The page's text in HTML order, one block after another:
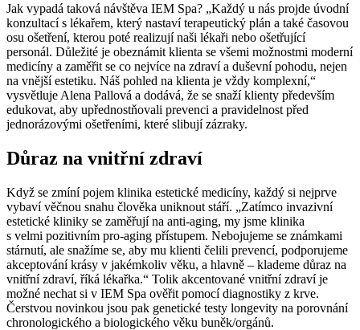
Jak vypadá taková návštěva IEM Spa? „Každý u nás projde úvodní
konzultací s lékařem, který nastaví terapeutický plán a také časovou
osu ošetření, kterou poté realizují naši lékaři nebo ošetřující
personál. Důležité je obeznámit klienta se všemi možnostmi moderní
medicíny a zaměřit se co nejvíce na zdraví a duševní pohodu, nejen
na vnější estetiku. Náš pohled na klienta je vždy komplexní,“
vysvětluje Alena Pallová a dodává, že se snaží klienty především
edukovat, aby upřednostňovali prevenci a pravidelnost před
jednorázovými ošetřeními, které slibují zázraky.
Důraz na vnitřní zdraví
Když se zmíní pojem klinika estetické medicíny, každý si nejprve
vybaví věčnou snahu člověka uniknout stáří. „Zatímco invazivní
estetické kliniky se zaměřují na anti-aging, my jsme klinika
s velmi pozitivním pro-aging přístupem. Nebojujeme se známkami
stárnutí, ale snažíme se, aby mu klienti čelili prevencí, podporujeme
akceptování krásy v jakémkoliv věku, a hlavně – klademe důraz na
vnitřní zdraví, říká lékařka.“ Tolik akcentované vnitřní zdraví je
možné nechat si v IEM Spa ověřit pomocí diagnostiky z krve.
Čerstvou novinkou jsou pak genetické testy longevity na porovnání
chronologického a biologického věku buněk/orgánů.